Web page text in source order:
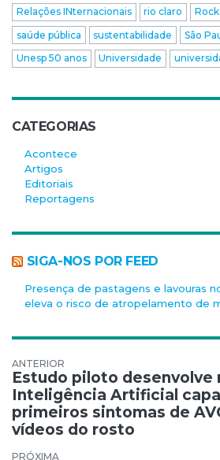
Relações INternacionais
rio claro Rock
saúde pública
sustentabilidade São
Unesp 50 anos
Universidade
CATEGORIAS
Acontece
Artigos
Editoriais
Reportagens
SIGA-NOS POR FEED
Presença de pastagens e lavouras
eleva o risco de atropelamento de
Navegação de
Estudo piloto desenvolve
Inteligência Artificial
primeiros sintomas de
vídeos do rosto